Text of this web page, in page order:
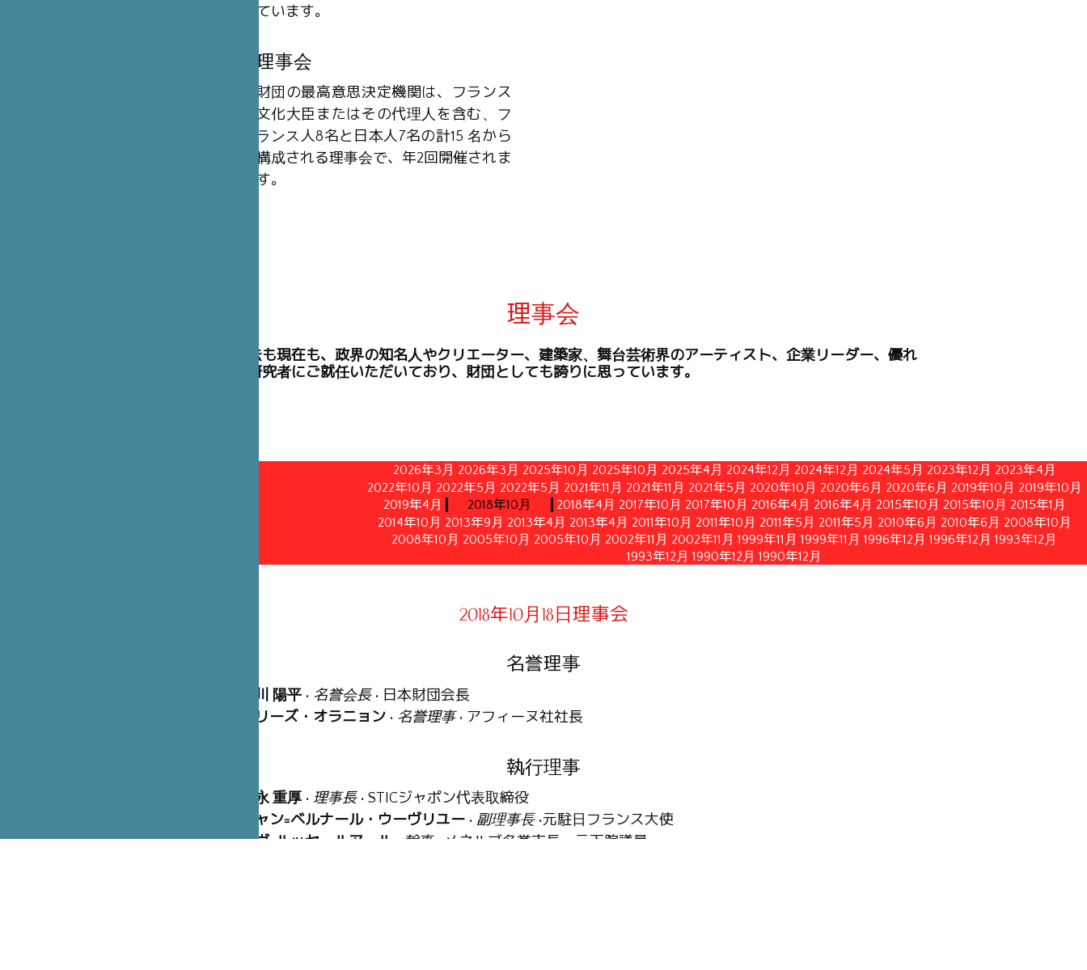
ています。
理事会
財団の最高意思決定機関は、フランス
文化大臣またはその代理人を含む、フ
ランス人8名と日本人7名の計15 名から
構成される理事会で、年2回開催されま
す。
理事会
理事には、過去も現在も、政界の知名人やクリエーター、建築家、舞台芸術界のアーティスト、企業リーダー、優れ
た高官や学術研究者にご就任いただいており、財団としても誇りに思っています。
2026年3月 2026年3月 2025年10月 2025年10月 2025年4月 2024年12月 2024年12月 2024年5月 2023年12月 2023年4月
2022年10月 2022年5月 2022年5月 2021年11月 2021年11月 2021年5月 2020年10月 2020年6月 2020年6月 2019年10月 2019年10月
2019年4月
2018年10月 2018年4月 2017年10月 2017年10月 2016年4月 2016年4月 2015年10月 2015年10月 2015年1月
2014年10月 2013年9月 2013年4月 2013年4月 2011年10月 2011年10月 2011年5月 2011年5月 2010年6月 2010年6月 2008年10月
2008年10月 2005年10月 2005年10月 2002年11月 2002年11月 1999年11月 1999年11月 1996年12月 1996年12月 1993年12月
1993年12月 1990年12月 1990年12月
2018年10月18日理事会
名誉理事
笹川 陽平 • 名誉会長• 日本財団会長
マリーズ・オラニョン • 名誉理事• アフィーヌ社社長
執行理事
冨永 重厚 • 理事長• STICジャポン代表取締役
ジャン=ベルナール・ウーヴリユー • 副理事長•元駐日フランス大使
イヴ=ルッセ・ルアール
幹事• メネルブ名誉市長、元下院議員